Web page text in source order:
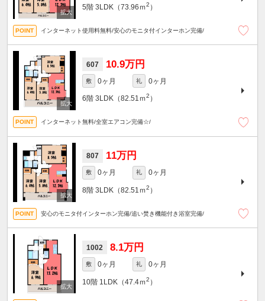
5階 3LDK（73.96ｍ2 ）
インターネット使用料無料/安心のモニタ付インターホン完備/
607 10.9万円
敷 0ヶ月 礼 0ヶ月
6階 3LDK（82.51ｍ2 ）
インターネット無料/全室エアコン完備☆/
807 11万円
敷 0ヶ月 礼 0ヶ月
8階 3LDK（82.51ｍ2 ）
安心のモニタ付インターホン完備/追い焚き機能付き浴室完備/
1002 8.1万円
敷 0ヶ月 礼 0ヶ月
10階 1LDK（47.4ｍ2 ）